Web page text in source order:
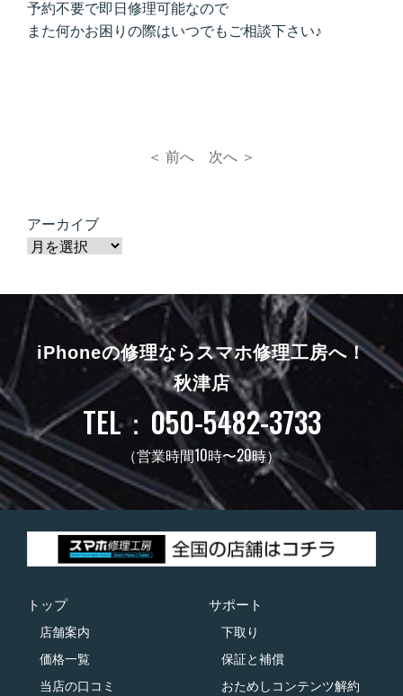
予約不要で即日修理可能なので
また何かお困りの際はいつでもご相談下さい♪
＜ 前へ 次へ ＞
アーカイブ
iPhoneの修理ならスマホ修理工房へ！
秋津店
TEL：050-5482-3733
（営業時間10時〜20時）
トップ
店舗案内
価格一覧
当店の口コミ
サポート
下取り
保証と補償
おためしコンテンツ解約